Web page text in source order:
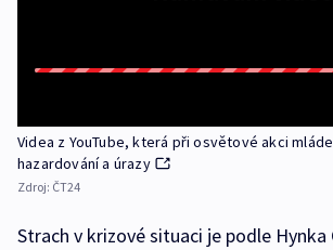
Videa z YouTube, která při osvětové akci
hazardování a úrazy
Zdroj: ČT24
Strach v krizové situaci je podle